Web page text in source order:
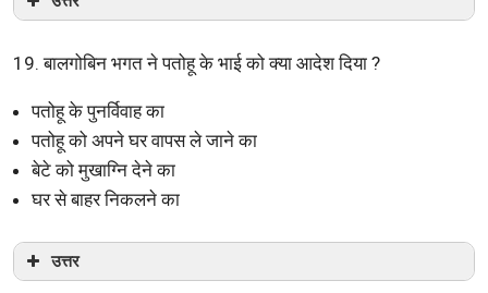
19. बालगोबिन भगत ने पतोहू के भाई को क्या आदेश दिया ?
पतोहू के पुनर्विवाह का
पतोहू को अपने घर वापस ले जाने का
बेटे को मुखाग्नि देने का
घर से बाहर निकलने का
उत्तर